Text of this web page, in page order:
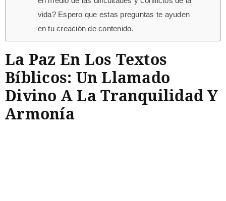
vida? Espero que estas preguntas te ayuden
en tu creación de contenido.
La Paz En Los Textos
Bíblicos: Un Llamado
Divino A La Tranquilidad Y
Armonía